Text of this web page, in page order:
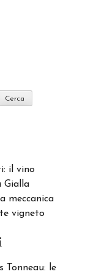
il vino
Gialla
meccanica
vigneto
Tonneau: le